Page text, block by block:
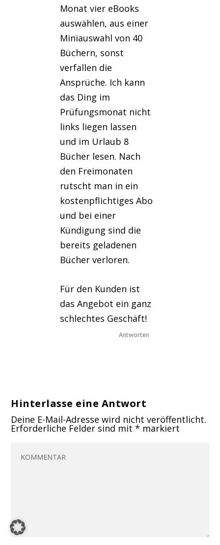
Monat vier eBooks
auswählen, aus einer
Miniauswahl von 40
Büchern, sonst
verfallen die
Ansprüche. Ich kann
das Ding im
Prüfungsmonat nicht
links liegen lassen
und im Urlaub 8
Bücher lesen. Nach
den Freimonaten
rutscht man in ein
kostenpflichtiges Abo
und bei einer
Kündigung sind die
bereits geladenen
Bücher verloren.
Für den Kunden ist
das Angebot ein ganz
schlechtes Geschäft!
Antworten
Hinterlasse eine Antwort
Deine E-Mail-Adresse wird nicht veröffentlicht.
Erforderliche Felder sind mit* markiert